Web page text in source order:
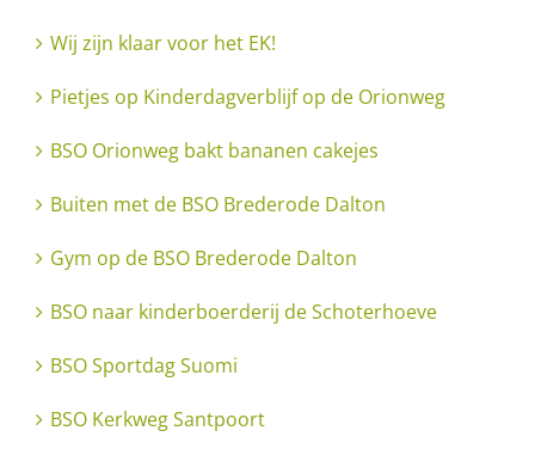
Wij zijn klaar voor het EK!
Pietjes op Kinderdagverblijf op de Orionweg
BSO Orionweg bakt bananen cakejes
Buiten met de BSO Brederode Dalton
Gym op de BSO Brederode Dalton
BSO naar kinderboerderij de Schoterhoeve
BSO Sportdag Suomi
BSO Kerkweg Santpoort